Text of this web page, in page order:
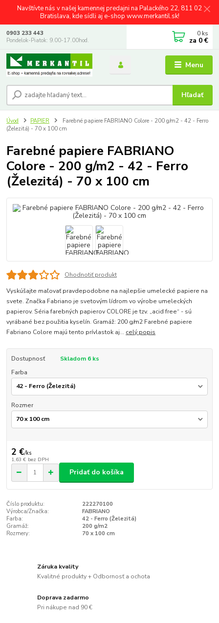
Navštívte nás v našej kamennej predajni na Palackého 22, 811 02
Bratislava, kde sídli aj e-shop www.merkantil.sk!
Menu
Hľadať
0903 233 443
Pondelok-Piatok: 9.00-17.00hod.
0 ks
za 0 €
Úvod PAPIER
Farebné papiere FABRIANO Colore - 200 g/m2 - 42 - Ferro
(Železitá) - 70 x 100 cm
Farebné papiere FABRIANO
Colore - 200 g/m2 - 42 - Ferro
(Železitá) - 70 x 100 cm
Ohodnotiť produkt
Vyskúšajte maľovať pravdepodobne na najlepšie umelecké papiere na
svete. Značka Fabriano je svetovým lídrom vo výrobe umeleckých
papierov. Séria farebných papierov COLORE je tzv. „acid free“ - sú
vyrábané bez použitia kyselín. Gramáž: 200 g/m2 Farebné papiere
Fabriano Colore majú tento prívlastok aj... celý popis
Dostupnosť
Skladom 6 ks
Farba
Rozmer
2 €/ks
1,63 € bez DPH
Pridať do košíka
Číslo produktu:
222270100
Výrobca/Značka:
FABRIANO
Farba:
42 - Ferro (Železitá)
Gramáž:
200 g/m2
Rozmery:
70 x 100 cm
Záruka kvality
Kvalitné produkty + Odbornosť a ochota
Doprava zadarmo
Pri nákupe nad 90 €